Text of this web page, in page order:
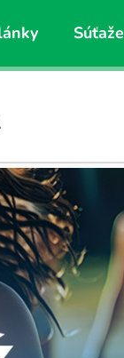
Súťaže